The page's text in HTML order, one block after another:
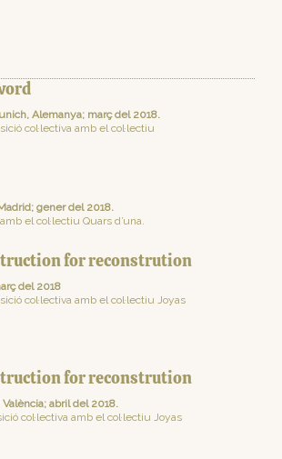
Alemanya; març del 2018.
col·lectiva amb el col·lectiu
gener del 2018.
el col·lectiu Quars d’una.
for reconstrution
del 2018
col·lectiva amb el col·lectiu Joyas
for reconstrution
abril del 2018.
col·lectiva amb el col·lectiu Joyas